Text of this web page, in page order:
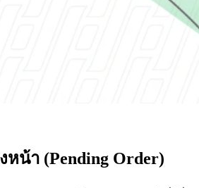
น้า (Pending Order)